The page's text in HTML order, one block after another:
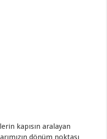
kapısın aralayan
dönüm noktası